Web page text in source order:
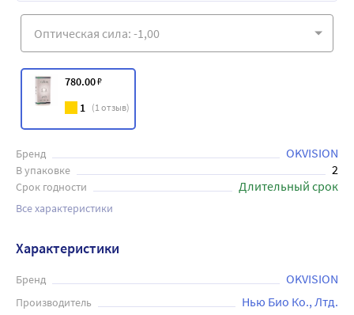
780.00₽
1 (1отзыв)
Бренд OKVISION
В упаковке 2
Срок годности Длительный срок
Все характеристики
Характеристики
Бренд OKVISION
Производитель Нью Био Ко., Лтд.